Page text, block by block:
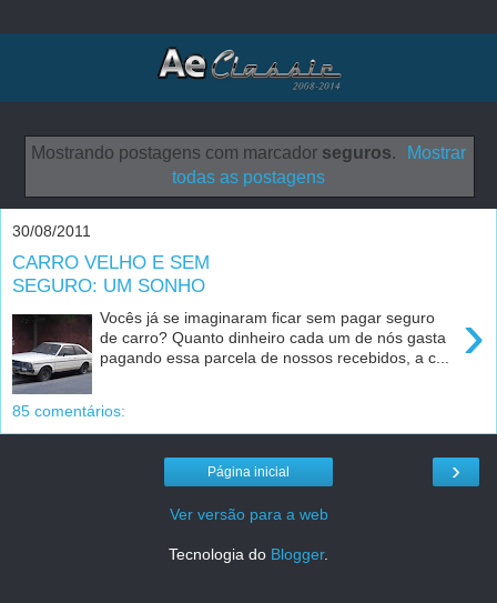
Mostrando postagens com marcador seguros.
Mostrar
todas as postagens
30/08/2011
CARRO VELHO E SEM
SEGURO: UM SONHO
›
Vocês já se imaginaram ficar sem pagar seguro
de carro? Quanto dinheiro cada um de nós gasta
pagando essa parcela de nossos recebidos, a c...
85 comentários:
›
Página inicial
Ver versão para a web
Tecnologia do Blogger.